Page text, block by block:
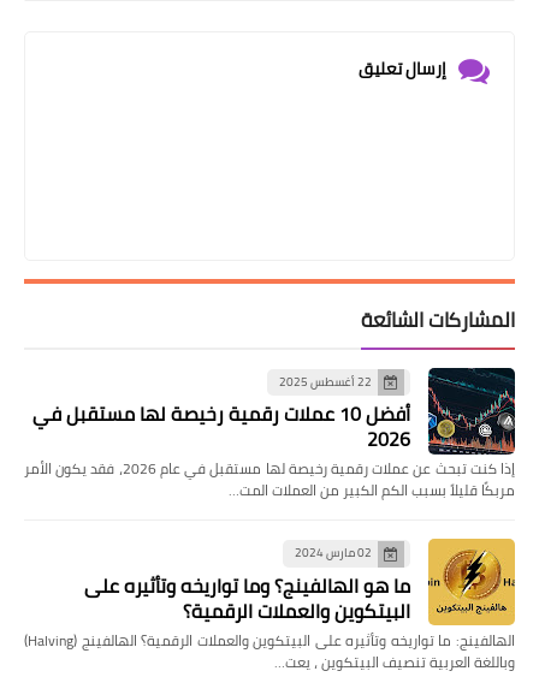
إرسال تعليق
المشاركات الشائعة
22 أغسطس 2025
أفضل 10 عملات رقمية رخيصة لها مستقبل في
2026
إذا كنت تبحث عن عملات رقمية رخيصة لها مستقبل في عام 2026، فقد يكون الأمر
مربكًا قليلاً بسبب الكم الكبير من العملات المت…
02 مارس 2024
ما هو الهالفينج؟ وما تواريخه وتأثيره على
البيتكوين والعملات الرقمية؟
الهالفينج: ما تواريخه وتأثيره على البيتكوين والعملات الرقمية؟ الهالفينج (Halving)
وباللغة العربية تنصيف البيتكوين ، يعت…